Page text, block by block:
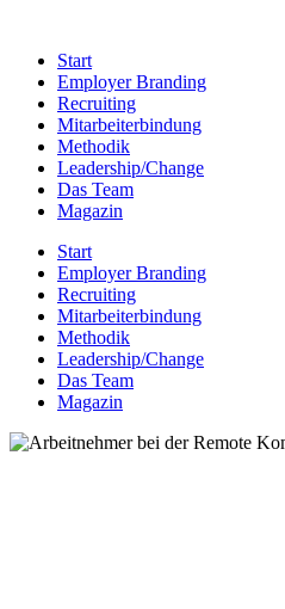
Start
Employer Branding
Recruiting
Mitarbeiterbindung
Methodik
Leadership/Change
Das Team
Magazin
Start
Employer Branding
Recruiting
Mitarbeiterbindung
Methodik
Leadership/Change
Das Team
Magazin